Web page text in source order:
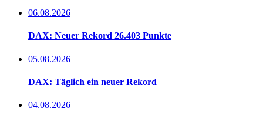
06.08.2026
DAX: Neuer Rekord 26.403 Punkte
05.08.2026
DAX: Täglich ein neuer Rekord
04.08.2026